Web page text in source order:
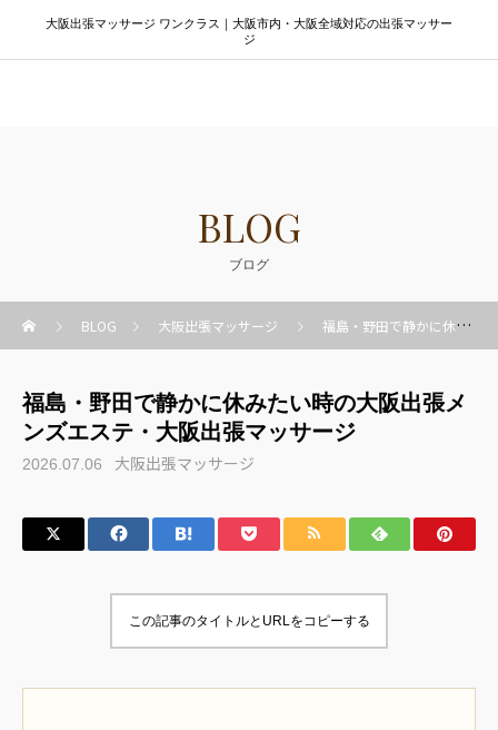
大阪出張マッサージ ワンクラス｜大阪市内・大阪全域対応の出張マッサー
ジ
BLOG
ブログ
BLOG 大阪出張マッサージ 福島・野田で静かに休みたい時の大阪出張メンズエステ・大阪出張マッサージ
福島・野田で静かに休みたい時の大阪出張メ
ンズエステ・大阪出張マッサージ
2026.07.06 大阪出張マッサージ
この記事のタイトルとURLをコピーする